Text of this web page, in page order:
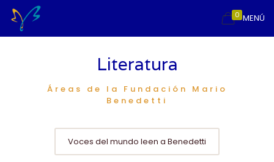
MENÚ
0
Literatura
Áreas de la Fundación Mario
Benedetti
Voces del mundo leen a Benedetti